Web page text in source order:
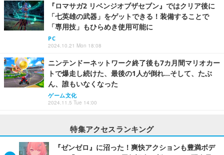
『ロマサガ2 リベンジオブザセブン』ではクリア後に
「七英雄の武器」をゲットできる！装備することで
「専用技」もひらめき使用可能に
PC
2024.10.21 Mon 18:08
ニンテンドーネットワーク終了後も7カ月間マリオカー
トで爆走し続けた、最後の1人が倒れ…そして、たぶ
ん、誰もいなくなった
ゲーム文化
2024.11.5 Tue 14:00
特集アクセスランキング
『ゼンゼロ』に沼った！爽快アクションも豊満ボデ